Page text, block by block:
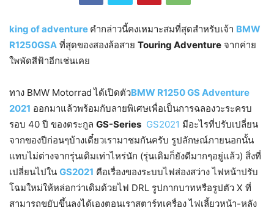
king of adventure คำกล่าวนี้คงเหมาะสมที่สุดสำหรับเจ้า BMW
R1250GSA ที่สุดของสองล้อสาย Touring Adventure จากค่าย
ใพพัดสีฟ้าอีกเช่นเคย
ทาง BMW Motorrad ได้เปิดตัวBMW R1250 GS Adventure
2021 ออกมาแล้วพร้อมกับลายพิเศษเพื่อเป็นการฉลองวะระครบ
รอบ 40 ปี ของตระกูล GS-Series GS2021 มีอะไรที่ปรับเปลี่ยน
จากของปีก่อนๆบ้างเดี๋ยวเรามาชมกันครับ รูปลักษณ์ภายนอกนั้น
แทบไม่ต่างจากรุ่นเดิมเท่าไหร่นัก (รุ่นเดิมก็ยังดีมากๆอยู่แล้ว) สิ่งที่
เปลี่ยนไปใน GS2021 คือเรื่องของระบบไฟส่องสว่าง ไฟหน้าปรับ
โฉมใหม่ให้หล่อกว่าเดิมด้วยไฟ DRL รูปกากบาทหรือรูปตัว X ที่
สามารถขยับขึ้นลงได้เองตอนเราสตาร์ทเครื่อง ไฟเลี้ยวหน้า-หลัง